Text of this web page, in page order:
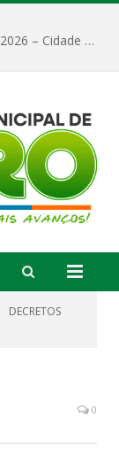
EDITAL DE CHAMAMENTO PÚBLICO Nº 01/2026 – Cidade de Faro
DECRETOS
0